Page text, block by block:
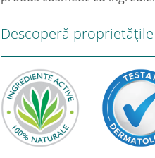
Descoperă